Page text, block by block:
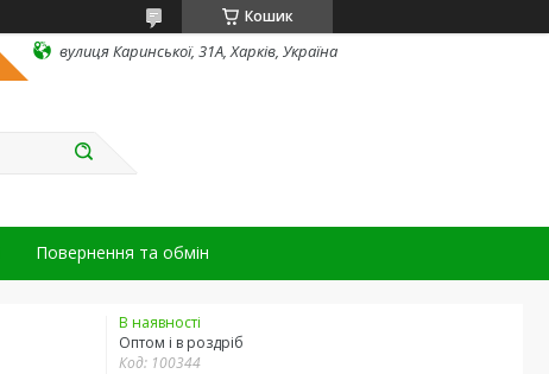
Кошик
вулиця Каринської, 31А, Харків, Україна
Повернення та обмін
В наявності
Оптом і в роздріб
Код: 100344